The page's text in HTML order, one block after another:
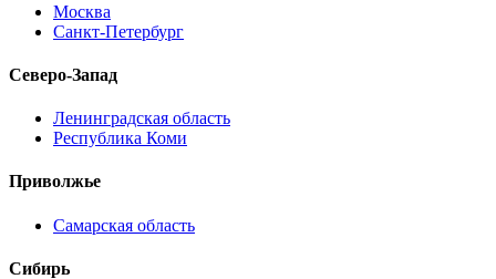
Москва
Санкт-Петербург
Северо-Запад
Ленинградская область
Республика Коми
Приволжье
Самарская область
Сибирь